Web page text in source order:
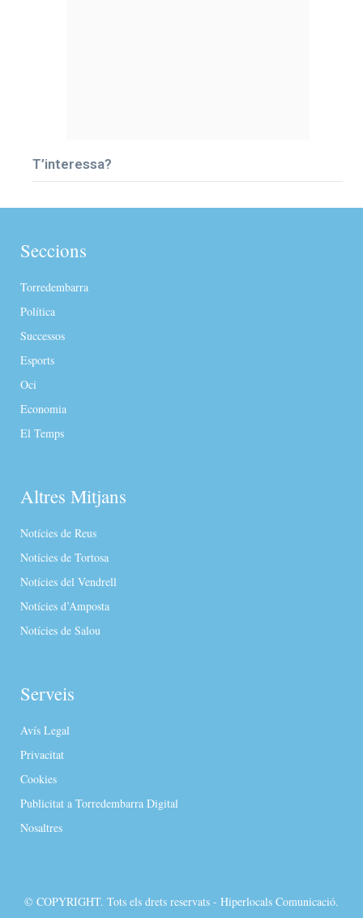
T’interessa?
Seccions
Torredembarra
Política
Successos
Esports
Oci
Economia
El Temps
Altres Mitjans
Notícies de Reus
Notícies de Tortosa
Notícies del Vendrell
Notícies d’Amposta
Notícies de Salou
Serveis
Avís Legal
Privacitat
Cookies
Publicitat a Torredembarra Digital
Nosaltres
© COPYRIGHT. Tots els drets reservats - Hiperlocals Comunicació.